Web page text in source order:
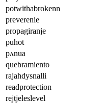
potwithabrokenn
preverenie
propagiranje
puhot
pʌnua
quebramiento
rajahdysnalli
readprotection
rejtjeleslevel